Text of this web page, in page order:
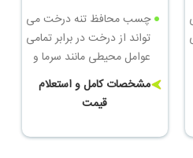
چسب محافظ تنه درخت می
تواند از درخت در برابر تمامی
عوامل محیطی مانند سرما و
گرما، آفات گوناگون و بیماری
ها جوندگان که می توانند
آسیب های جبران نا پذیری به
درختان بزنند محافظت کند
مشخصات کامل و استعلام
قیمت